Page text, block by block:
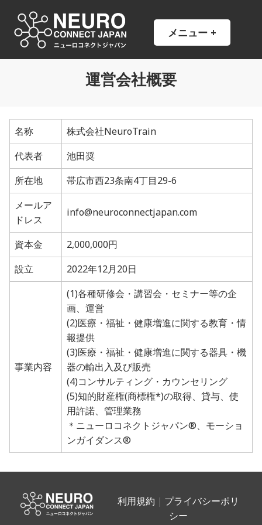
NCJ
NeuroConnect Japan メニュー +
い
状
じ
状
運営会社概要
名称
株式会社NeuroTrain
代表者
池田奨
所在地
帯広市西23条南4丁目29-6
メールア
ドレス
info@neuroconnectjapan.com
資本金
2,000,000円
設立
2022年12月20日
事業内容
(1)各種研修会・講習会・セミナー等の企
画、運営
(2)医療・福祉・健康増進に関する教育・情
報提供
(3)医療・福祉・健康増進に関する器具・機
器の輸出入及び販売
(4)コンサルティング・カウンセリング
(5)知的財産権(商標権*)の取得、貸与、使
用許諾、管理業務
＊ニューロコネクトジャパン®︎、モーショ
ンガイダンス®︎
利用規約 ｜ プライバシーポリ
シー